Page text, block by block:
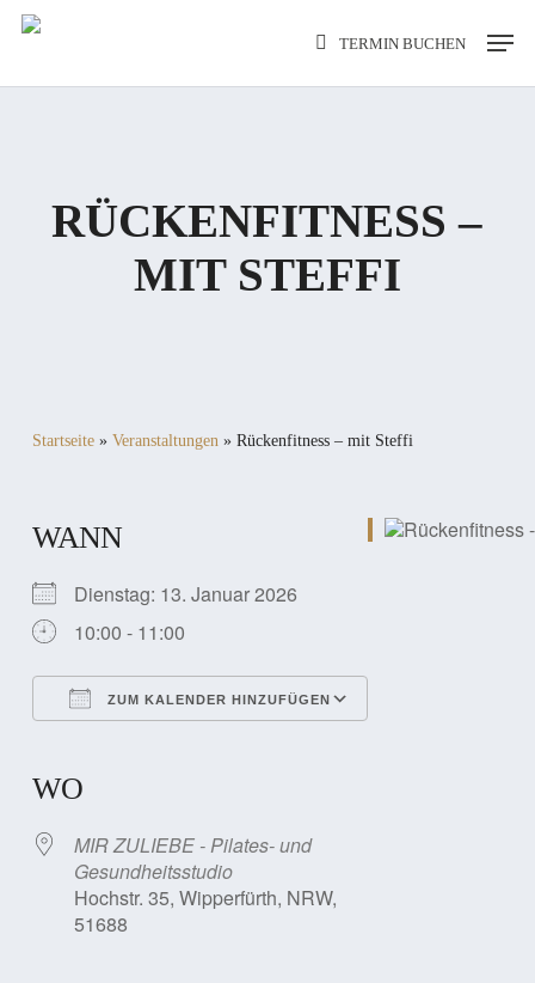
Skip
TERMIN BUCHEN
Menu
RÜCKENFITNESS –
MIT STEFFI
Startseite» Veranstaltungen» Rückenfitness – mit Steffi
WANN
Dienstag: 13. Januar 2026
10:00 - 11:00
ZUM KALENDER HINZUFÜGEN
WO
MIR ZULIEBE - Pilates- und
Gesundheitsstudio
Hochstr. 35, Wipperfürth, NRW,
51688